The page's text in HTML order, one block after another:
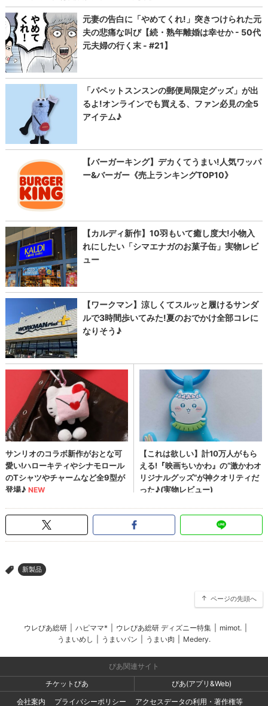
> 新製品
ページの先頭へ
ウレぴあ総研 ハピママ* ウレぴあ総研 ディズニー特集 mimot.
うまいめし
うまいパン うまい肉 Medery.
ぴあ関連サイト
チケットぴあ
ぴあ(アプリ&Web)
会社案内
プライバシーポリシー アクセスデータの利用・著作権等